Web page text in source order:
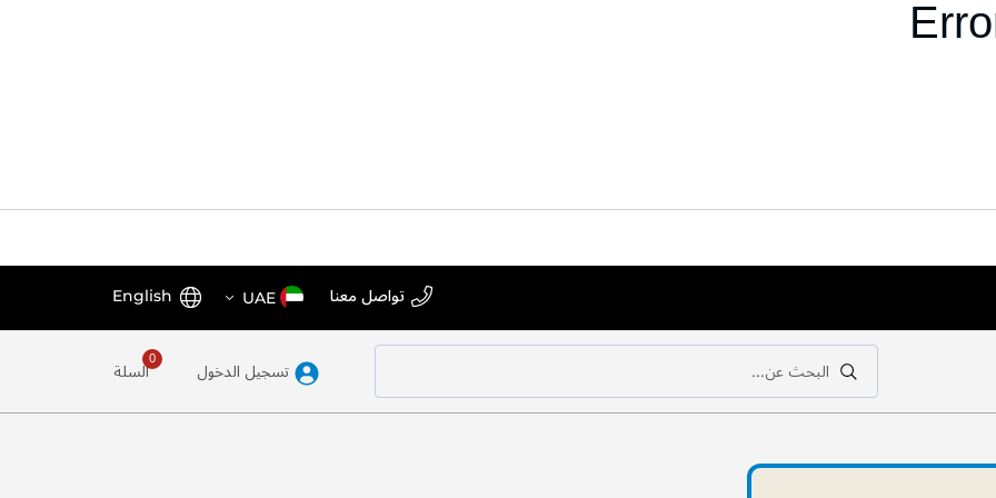
تواصل معنا اختر
المتجر
UAE اللغة English
السلة تسجيل الدخول
بحث
البحث عن...
بحث